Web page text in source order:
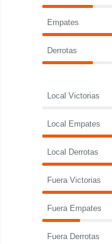
Empates
Derrotas
Local Victorias
Local Empates
Local Derrotas
Fuera Victorias
Fuera Empates
Fuera Derrotas